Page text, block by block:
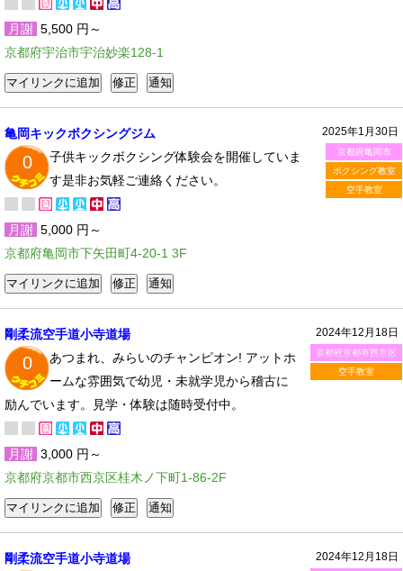
月謝 5,500 円～
京都府宇治市宇治妙楽128-1
2025年1月30日
京都府亀岡市
ボクシング教室
空手教室
亀岡キックボクシングジム
0
子供キックボクシング体験会を開催していま
す是非お気軽ご連絡ください。
月謝 5,000 円～
京都府亀岡市下矢田町4-20-1 3F
2024年12月18日
京都府京都市西京区
空手教室
剛柔流空手道小寺道場
0
あつまれ、みらいのチャンピオン! アットホ
ームな雰囲気で幼児・未就学児から稽古に
励んでいます。見学・体験は随時受付中。
月謝 3,000 円～
京都府京都市西京区桂木ノ下町1-86-2F
2024年12月18日
剛柔流空手道小寺道場